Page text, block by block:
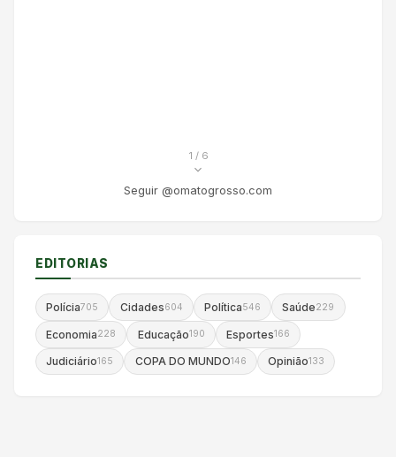
1 / 6
Seguir @omatogrosso.com
EDITORIAS
Polícia705 Cidades604 Política546 Saúde229
Economia228 Educação190 Esportes166
Judiciário165 COPA DO MUNDO146 Opinião133